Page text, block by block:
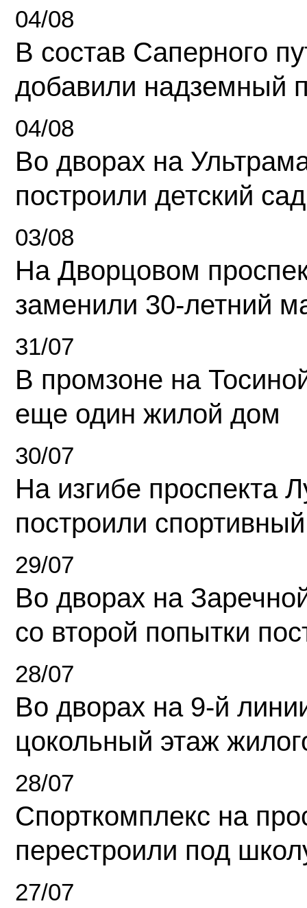
04/08
В состав Саперного
добавили надземный
04/08
Во дворах на
построили детский сад
03/08
На Дворцовом
заменили 30-летний
31/07
В промзоне на
еще один жилой дом
30/07
На изгибе проспекта
построили
29/07
Во дворах на
со второй попытки
28/07
Во дворах на 9-й
цокольный этаж
28/07
Спорткомплекс на
перестроили под
27/07